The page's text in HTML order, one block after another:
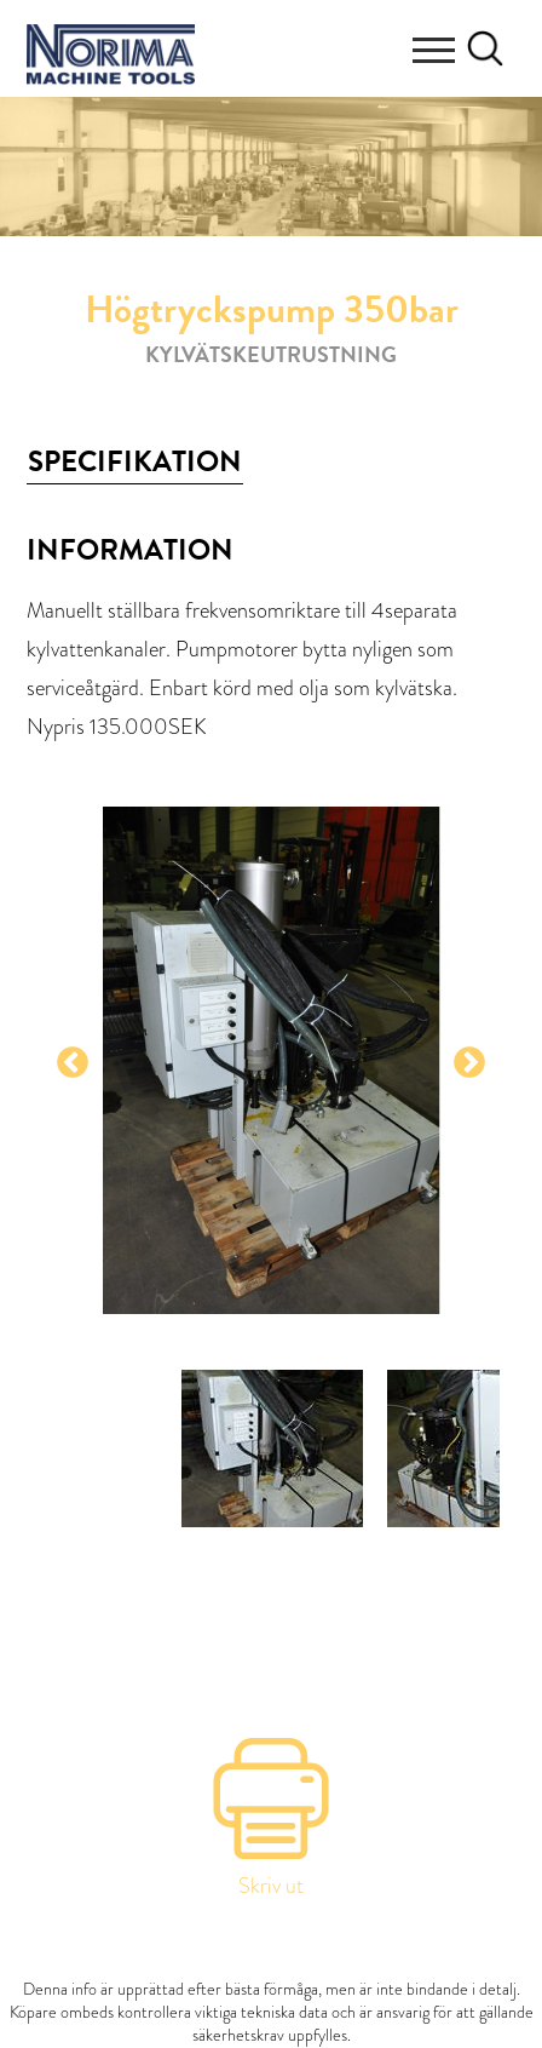
Högtryckspump 350bar
KYLVÄTSKEUTRUSTNING
SPECIFIKATION
INFORMATION
Manuellt ställbara frekvensomriktare till 4separata
kylvattenkanaler. Pumpmotorer bytta nyligen som
serviceåtgärd. Enbart körd med olja som kylvätska.
Nypris 135.000SEK
Skriv ut
Denna info är upprättad efter bästa förmåga, men är inte bindande i detalj.
Köpare ombeds kontrollera viktiga tekniska data och är ansvarig för att gällande
säkerhetskrav uppfylles.